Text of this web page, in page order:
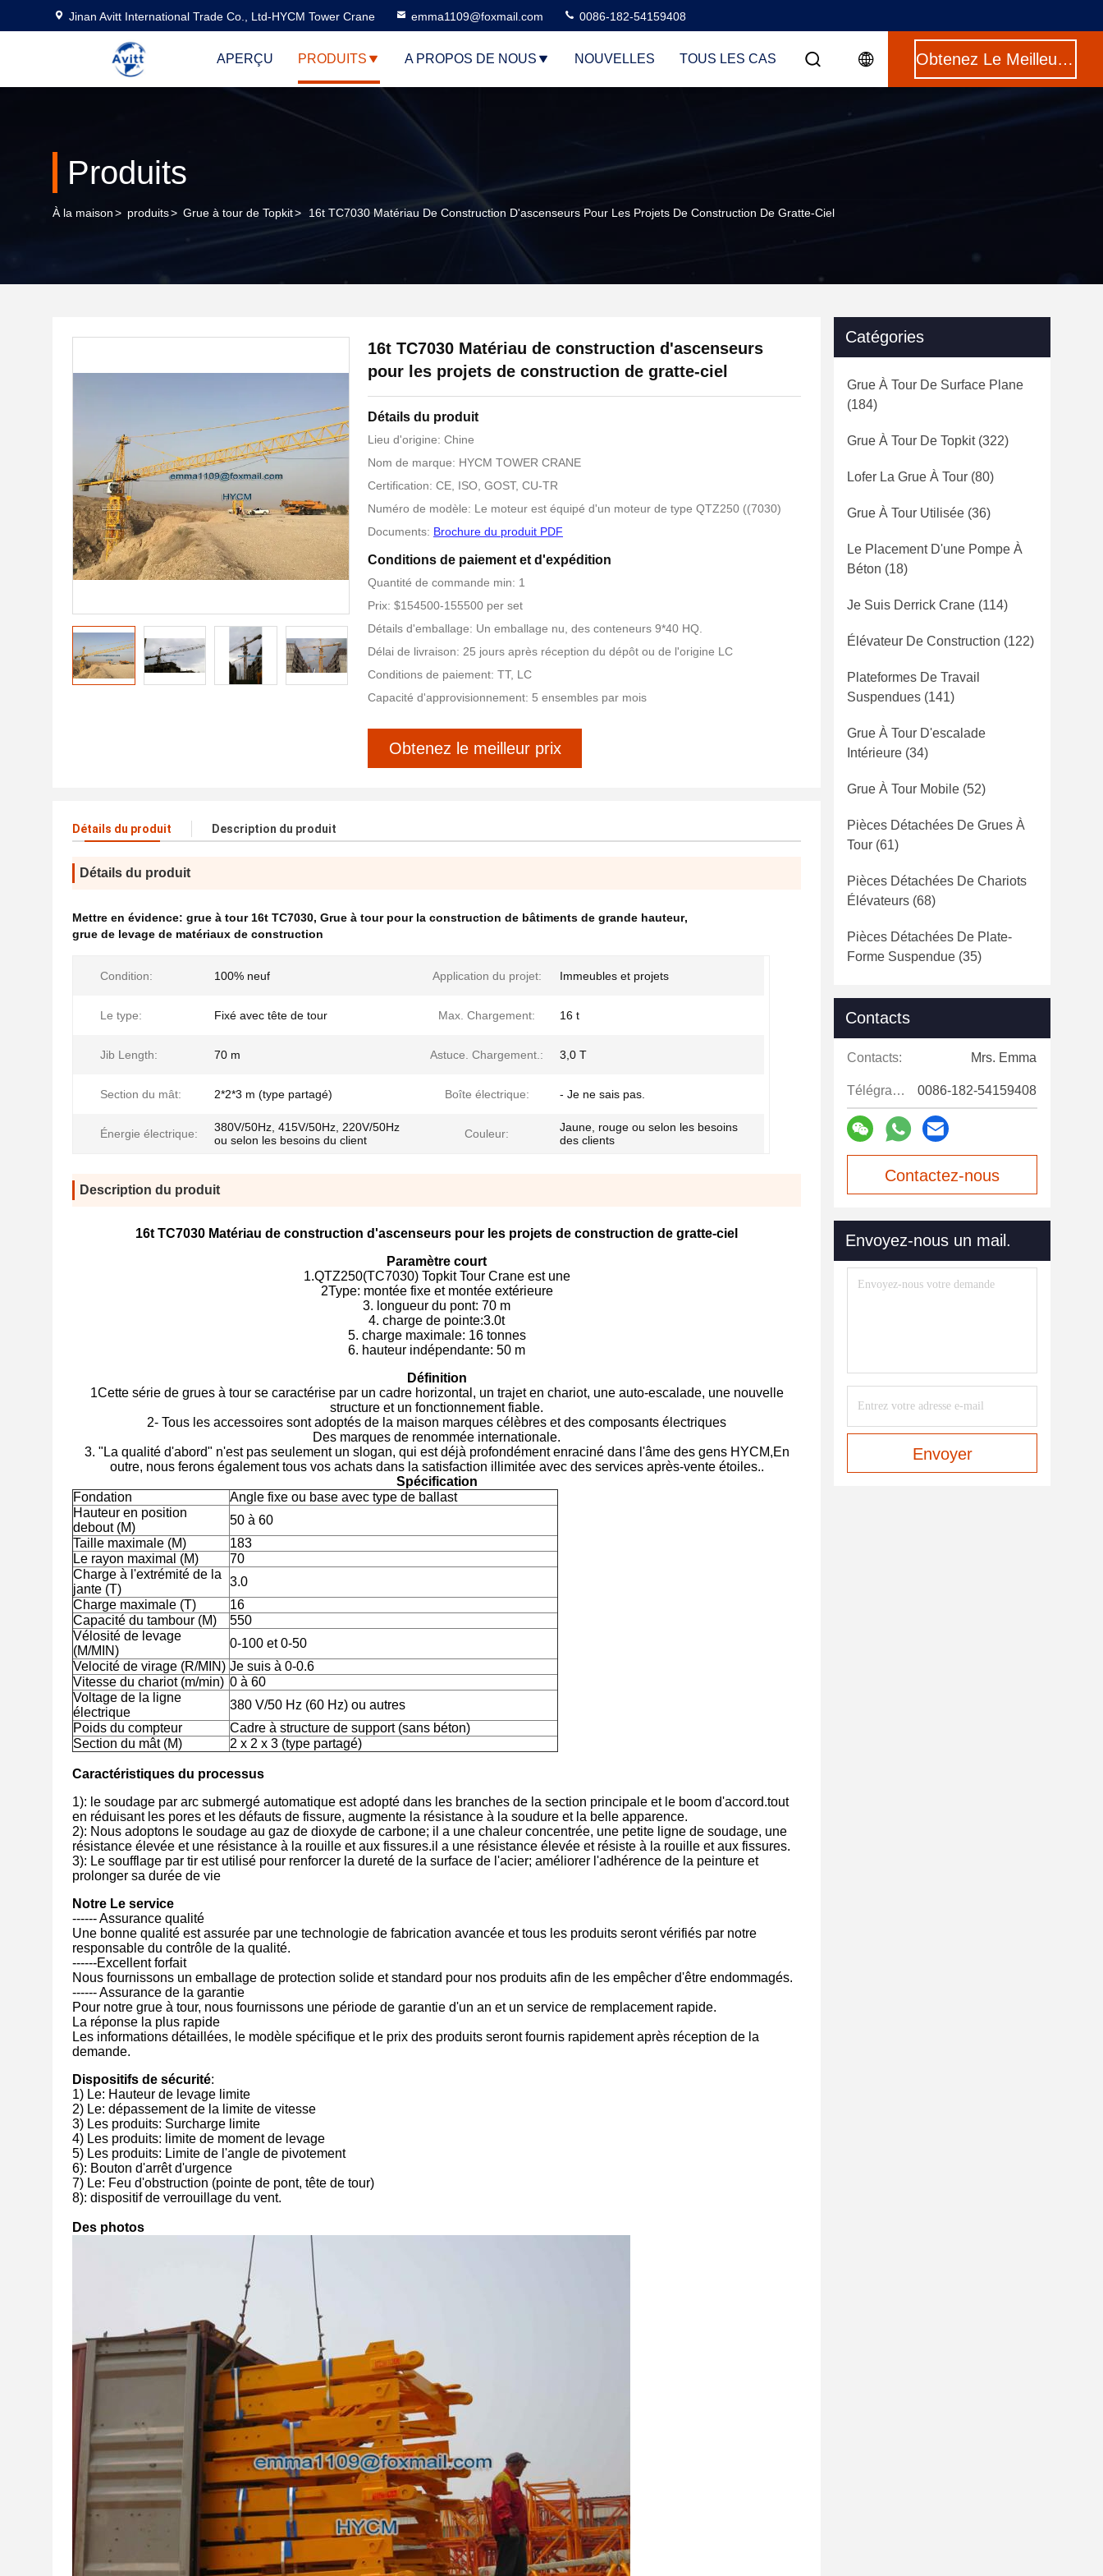
Jinan Avitt International Trade Co., Ltd-HYCM Tower Crane emma1109@foxmail.com 0086-182-54159408
APERÇU PRODUITS A PROPOS DE NOUS NOUVELLES TOUS LES CAS Obtenez Le Meilleur Prix
Produits
À la maison> produits> Grue à tour de Topkit> 16t TC7030 Matériau De Construction D'ascenseurs Pour Les Projets De Construction De Gratte-Ciel
16t TC7030 Matériau de construction d'ascenseurs
pour les projets de construction de gratte-ciel
Détails du produit
Lieu d'origine: Chine
Nom de marque: HYCM TOWER CRANE
Certification: CE, ISO, GOST, CU-TR
Numéro de modèle: Le moteur est équipé d'un moteur de type QTZ250 ((7030)
Documents: Brochure du produit PDF
Conditions de paiement et d'expédition
Quantité de commande min: 1
Prix: $154500-155500 per set
Détails d'emballage: Un emballage nu, des conteneurs 9*40 HQ.
Délai de livraison: 25 jours après réception du dépôt ou de l'origine LC
Conditions de paiement: TT, LC
Capacité d'approvisionnement: 5 ensembles par mois
Obtenez le meilleur prix
Détails du produit Description du produit
Détails du produit
Mettre en évidence: grue à tour 16t TC7030, Grue à tour pour la construction de bâtiments de grande hauteur,
grue de levage de matériaux de construction
Condition: 100% neuf Application du projet: Immeubles et projets
Le type: Fixé avec tête de tour Max. Chargement: 16 t
Jib Length: 70 m Astuce. Chargement.: 3,0 T
Section du mât: 2*2*3 m (type partagé) Boîte électrique: - Je ne sais pas.
Énergie électrique:
380V/50Hz, 415V/50Hz, 220V/50Hz
ou selon les besoins du client
Couleur:
Jaune, rouge ou selon les besoins
des clients
Description du produit
16t TC7030 Matériau de construction d'ascenseurs pour les projets de construction de gratte-ciel
Paramètre court
1.QTZ250(TC7030) Topkit Tour Crane est une
2Type: montée fixe et montée extérieure
3. longueur du pont: 70 m
4. charge de pointe:3.0t
5. charge maximale: 16 tonnes
6. hauteur indépendante: 50 m
Définition
1Cette série de grues à tour se caractérise par un cadre horizontal, un trajet en chariot, une auto-escalade, une nouvelle
structure et un fonctionnement fiable.
2- Tous les accessoires sont adoptés de la maison marques célèbres et des composants électriques
Des marques de renommée internationale.
3. "La qualité d'abord" n'est pas seulement un slogan, qui est déjà profondément enraciné dans l'âme des gens HYCM,En
outre, nous ferons également tous vos achats dans la satisfaction illimitée avec des services après-vente étoiles..
Spécification
Fondation
Angle fixe ou base avec type de ballast
Hauteur en position
debout (M)
50 à 60
Taille maximale (M)
183
Le rayon maximal (M)
70
Charge à l'extrémité de la
jante (T)
3.0
Charge maximale (T)
16
Capacité du tambour (M)
550
Vélosité de levage
(M/MIN)
0-100 et 0-50
Velocité de virage (R/MIN) Je suis à 0-0.6
Vitesse du chariot (m/min) 0 à 60
Voltage de la ligne
électrique
380 V/50 Hz (60 Hz) ou autres
Poids du compteur
Cadre à structure de support (sans béton)
Section du mât (M)
2 x 2 x 3 (type partagé)
Caractéristiques du processus
1): le soudage par arc submergé automatique est adopté dans les branches de la section principale et le boom d'accord.tout
en réduisant les pores et les défauts de fissure, augmente la résistance à la soudure et la belle apparence.
2): Nous adoptons le soudage au gaz de dioxyde de carbone; il a une chaleur concentrée, une petite ligne de soudage, une
résistance élevée et une résistance à la rouille et aux fissures.il a une résistance élevée et résiste à la rouille et aux fissures.
3): Le soufflage par tir est utilisé pour renforcer la dureté de la surface de l'acier; améliorer l'adhérence de la peinture et
prolonger sa durée de vie
Notre Le service
------ Assurance qualité
Une bonne qualité est assurée par une technologie de fabrication avancée et tous les produits seront vérifiés par notre
responsable du contrôle de la qualité.
------Excellent forfait
Nous fournissons un emballage de protection solide et standard pour nos produits afin de les empêcher d'être endommagés.
------ Assurance de la garantie
Pour notre grue à tour, nous fournissons une période de garantie d'un an et un service de remplacement rapide.
La réponse la plus rapide
Les informations détaillées, le modèle spécifique et le prix des produits seront fournis rapidement après réception de la
demande.
Dispositifs de sécurité:
1) Le: Hauteur de levage limite
2) Le: dépassement de la limite de vitesse
3) Les produits: Surcharge limite
4) Les produits: limite de moment de levage
5) Les produits: Limite de l'angle de pivotement
6): Bouton d'arrêt d'urgence
7) Le: Feu d'obstruction (pointe de pont, tête de tour)
8): dispositif de verrouillage du vent.
Des photos
Catégories
Grue À Tour De Surface Plane
(184)
Grue À Tour De Topkit(322)
Lofer La Grue À Tour (80)
Grue À Tour Utilisée (36)
Le Placement D'une Pompe À
Béton (18)
Je Suis Derrick Crane (114)
Élévateur De Construction (122)
Plateformes De Travail
Suspendues (141)
Grue À Tour D'escalade
Intérieure (34)
Grue À Tour Mobile (52)
Pièces Détachées De Grues À
Tour (61)
Pièces Détachées De Chariots
Élévateurs (68)
Pièces Détachées De Plate-
Forme Suspendue (35)
Contacts
Contacts: Mrs. Emma
Télégramme: 0086-182-54159408
Contactez-nous
Envoyez-nous un mail.
Envoyer